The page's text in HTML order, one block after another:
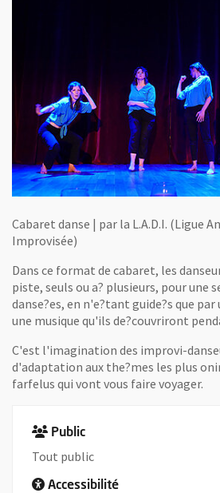
Cabaret danse | par la L.A.D.I. (Ligue
Improvisée)
Dans ce format de cabaret, les
piste, seuls ou a? plusieurs, pour une
danse?es, en n'e?tant guide?s que
une musique qu'ils de?couvriront
C'est l'imagination des improvi-
d'adaptation aux the?mes les plus
farfelus qui vont vous faire voyager.
Public
Tout public
Accessibilité